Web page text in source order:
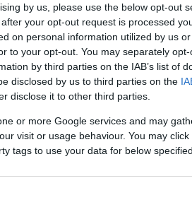
by us, please use the below opt-out
your opt-out request is processed
on personal information utilized by us
to your opt-out. You may separately
by third parties on the IAB’s list of
disclosed by us to third parties on the
disclose it to other third parties.
or more Google services and may
visit or usage behaviour. You may
tags to use your data for below
Τηλεκπαίδευση:
αγανάκτηση,
εκπαιδευτικούς,
του Π.Α.ΜΕ σε
της πολιτικής
στους
13/12/2020 -
Webex και e-